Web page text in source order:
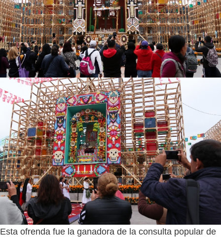
Esta ofrenda fue la ganadora de la consulta popular de